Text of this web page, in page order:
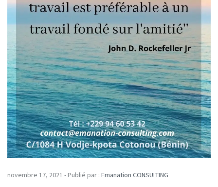
novembre 17, 2021 - Publié par : Emanation CONSULTING